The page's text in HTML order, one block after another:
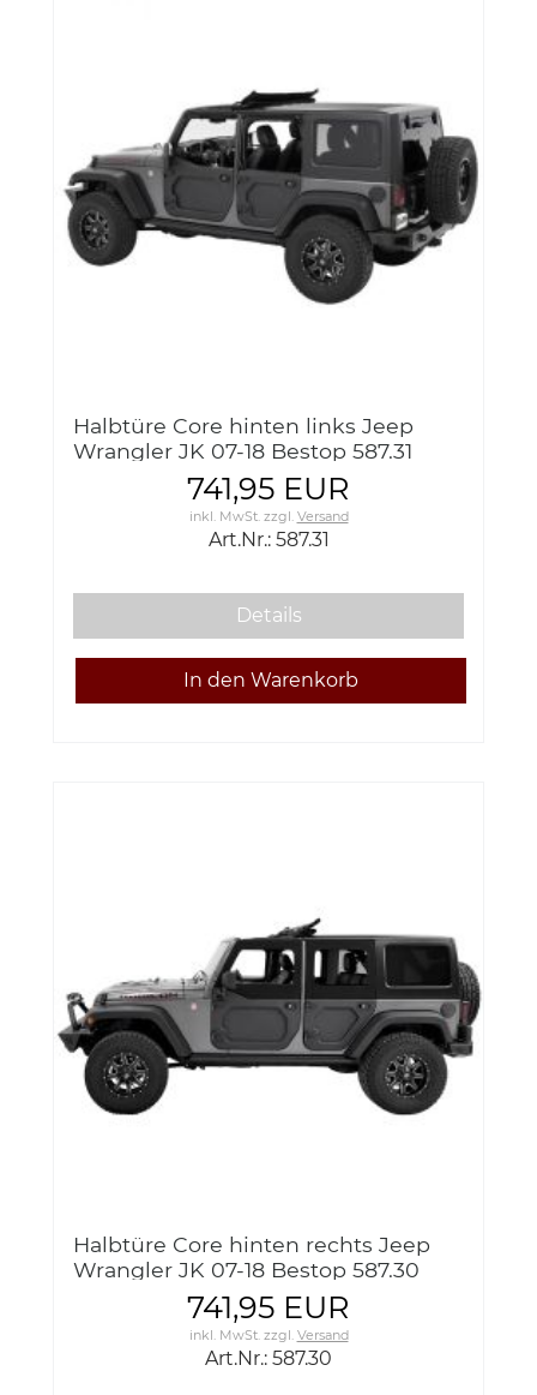
Halbtüre Core hinten links Jeep
Wrangler JK 07-18 Bestop 587.31
Core Half Door rear left
741,95 EUR
inkl. MwSt.zzgl. Versand
Art.Nr.: 587.31
Details
Halbtüre Core hinten rechts Jeep
Wrangler JK 07-18 Bestop 587.30
Core Half Door rear right
741,95 EUR
inkl. MwSt.zzgl. Versand
Art.Nr.: 587.30